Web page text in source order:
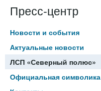
Пресс-центр
Новости и события
Актуальные новости
ЛСП «Северный полюс»
Официальная символика